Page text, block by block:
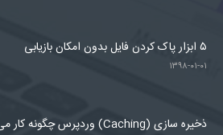
۵ ابزار پاک کردن فایل بدون امکان بازیابی
۱۳۹۸-۰۱-۰۱
ذخیره سازی (Caching) وردپرس چگونه کار می کند